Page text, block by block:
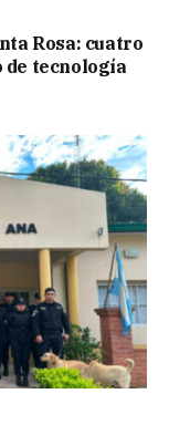
Rosa: cuatro
tecnología